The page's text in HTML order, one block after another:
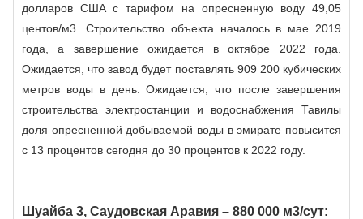
долларов США с тарифом на опресненную воду 49,05
центов/м3. Строительство объекта началось в мае 2019
года, а завершение ожидается в октябре 2022 года.
Ожидается, что завод будет поставлять 909 200 кубических
метров воды в день. Ожидается, что после завершения
строительства электростанции и водоснабжения Тавилы
доля опресненной добываемой воды в эмирате повысится
с 13 процентов сегодня до 30 процентов к 2022 году.
Шуайба 3, Саудовская Аравия – 880 000 м3/сут: